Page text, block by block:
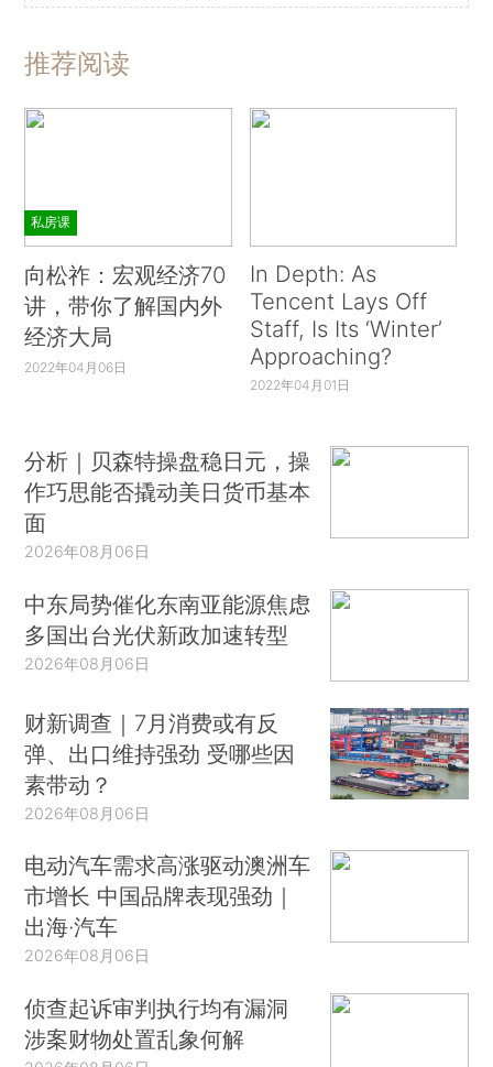
推荐阅读
私房课
向松祚：宏观经济70
讲，带你了解国内外
经济大局
2022年04月06日
In Depth: As
Tencent Lays Off
Staff, Is Its ‘Winter’
Approaching?
2022年04月01日
分析｜贝森特操盘稳日元，操
作巧思能否撬动美日货币基本
面
2026年08月06日
中东局势催化东南亚能源焦虑
多国出台光伏新政加速转型
2026年08月06日
财新调查｜7月消费或有反
弹、出口维持强劲 受哪些因
素带动？
2026年08月06日
电动汽车需求高涨驱动澳洲车
市增长 中国品牌表现强劲｜
出海·汽车
2026年08月06日
侦查起诉审判执行均有漏洞
涉案财物处置乱象何解